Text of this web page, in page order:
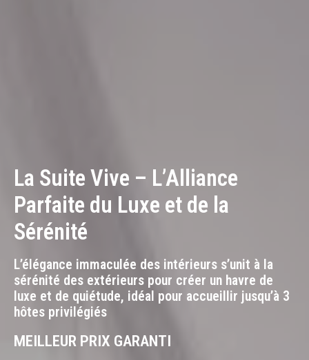
La Suite Vive – L’Alliance
Parfaite du Luxe et de la
Sérénité
L’élégance immaculée des intérieurs s’unit à la
sérénité des extérieurs pour créer un havre de
luxe et de quiétude, idéal pour accueillir jusqu’à 3
hôtes privilégiés
MEILLEUR PRIX GARANTI